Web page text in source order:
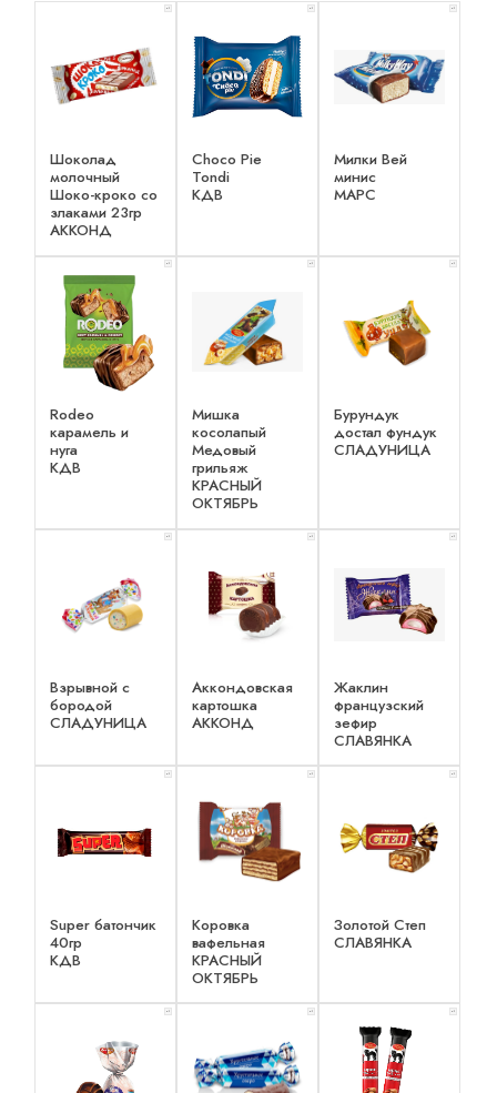
x 1
Шоколад
молочный
Шоко-кроко со
злаками 23гр
АККОНД
x 1
Choco Pie
Tondi
КДВ
x 1
Милки Вей
минис
МАРС
x 1
Rodeo
карамель и
нуга
КДВ
x 1
Мишка
косолапый
Медовый
грильяж
КРАСНЫЙ
ОКТЯБРЬ
x 1
Бурундук
достал фундук
СЛАДУНИЦА
x 1
Взрывной с
бородой
СЛАДУНИЦА
x 1
Аккондовская
картошка
АККОНД
x 1
Жаклин
французский
зефир
СЛАВЯНКА
x 1
Super батончик
40гр
КДВ
x 1
Коровка
вафельная
КРАСНЫЙ
ОКТЯБРЬ
x 1
Золотой Степ
СЛАВЯНКА
x 1 x 1 x 1